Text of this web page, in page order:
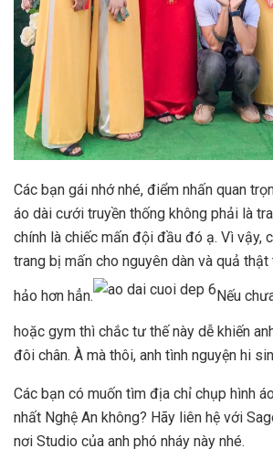
Các bạn gái nhớ nhé, điểm nhấn quan
áo dài cưới truyền thống không phải là
chính là chiếc mấn đội đầu đó ạ. Vì vậy,
trang bị mấn cho nguyên dàn và quả
hảo hơn hẳn.
Nếu
hoặc gym thì chắc tư thế này dễ khiến
đôi chân. À mà thôi, anh tình nguyện hi
Các bạn có muốn tìm địa chỉ chụp hình
nhất Nghệ An không? Hãy liên hệ với
nơi Studio của anh phó nháy này nhé.